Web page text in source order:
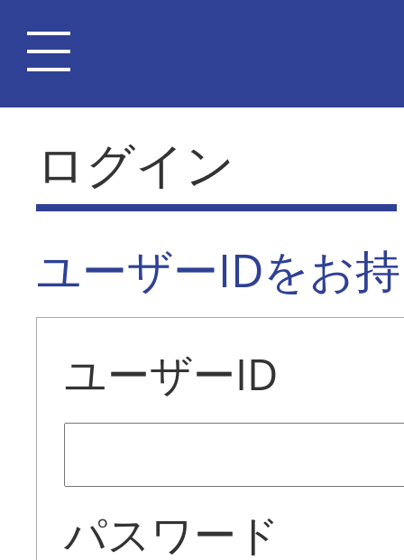
ログイン
ユーザーIDをお
ユーザーID
パスワード